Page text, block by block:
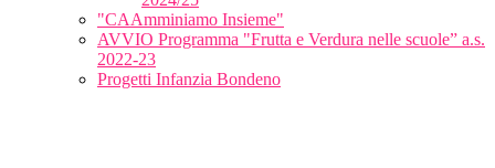
"CAAmminiamo Insieme"
AVVIO Programma "Frutta e Verdura nelle scuole” a.s.
2022-23
Progetti Infanzia Bondeno